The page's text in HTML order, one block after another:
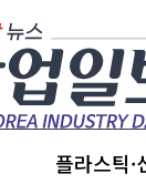
플라스틱·